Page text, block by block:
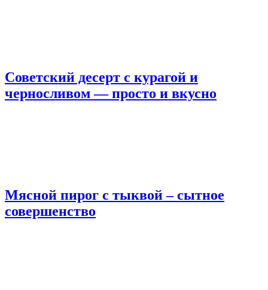
Советский десерт с курагой и
черносливом — просто и вкусно
Мясной пирог с тыквой – сытное
совершенство